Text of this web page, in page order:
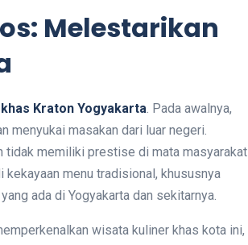
Melestarikan
Kraton Yogyakarta. Pada awalnya,
menyukai masakan dari luar negeri.
tidak memiliki prestise di mata masyarakat
menu tradisional, khususnya
ada di Yogyakarta dan sekitarnya.
wisata kuliner khas kota ini,